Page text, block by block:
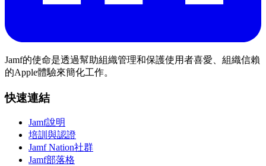
Jamf的使命是透過幫助組織管理和保護使用者喜愛、組織信賴
的Apple體驗來簡化工作。
快速連結
Jamf說明
培訓與認證
Jamf Nation社群
Jamf部落格